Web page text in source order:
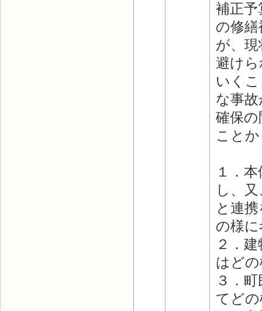
補正
の修
が、
避け
いく
な事
確保
こと
１．
し、
と連
の様
２．
はど
３．
てど